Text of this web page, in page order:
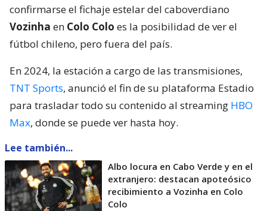
confirmarse el fichaje estelar del caboverdiano
Vozinha en Colo Colo es la posibilidad de ver el
fútbol chileno, pero fuera del país.
En 2024, la estación a cargo de las transmisiones,
TNT Sports, anunció el fin de su plataforma Estadio
para trasladar todo su contenido al streaming HBO
Max, donde se puede ver hasta hoy.
Lee también...
Albo locura en Cabo Verde y en el
extranjero: destacan apoteósico
recibimiento a Vozinha en Colo
Colo